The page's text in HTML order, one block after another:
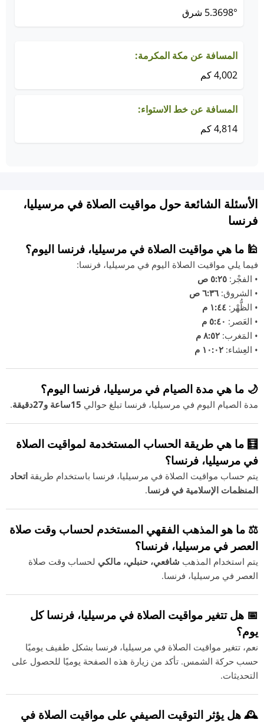
5.3698° شرق
المسافة عن مكة المكرمة:
4,002 كم
المسافة عن خط الاستواء:
4,814 كم
الأسئلة الشائعة حول مواقيت الصلاة في مرسيليا،
فرنسا
🕌 ما هي مواقيت الصلاة في مرسيليا، فرنسا اليوم؟
فيما يلي مواقيت الصلاة اليوم في مرسيليا، فرنسا:
• الفجْر: ٥:٢٥ ص
• الشروق: ٦:٣٦ ص
• الظُّهْر: ١:٤٤ م
• العَصر: ٥:٤٠ م
• المَغرب: ٨:٥٢ م
• العِشاء: ١٠:٠٢ م
🌙 ما هي مدة الصيام في مرسيليا، فرنسا اليوم؟
مدة الصيام اليوم في مرسيليا، فرنسا تبلغ حوالي 15ساعة و27دقيقة .
🧮 ما هي طريقة الحساب المستخدمة لمواقيت الصلاة
في مرسيليا، فرنسا؟
يتم حساب مواقيت الصلاة في مرسيليا، فرنسا باستخدام طريقة اتحاد
المنظمات الإسلامية في فرنسا.
⚖️ ما هو المذهب الفقهي المستخدم لحساب وقت صلاة
العصر في مرسيليا، فرنسا؟
يتم استخدام المذهب شافعي، حنبلي، مالكي لحساب وقت صلاة
العصر في مرسيليا، فرنسا.
📅 هل تتغير مواقيت الصلاة في مرسيليا، فرنسا كل
يوم؟
نعم، تتغير مواقيت الصلاة في مرسيليا، فرنسا بشكل طفيف يوميًا
حسب حركة الشمس. تأكد من زيارة هذه الصفحة يوميًا للحصول على
التحديثات.
🕰️ هل يؤثر التوقيت الصيفي على مواقيت الصلاة في